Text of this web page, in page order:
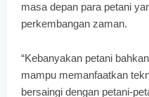
masa depan para petani
perkembangan zaman.
“Kebanyakan petani
mampu memanfaatkan
bersaingi dengan petani-